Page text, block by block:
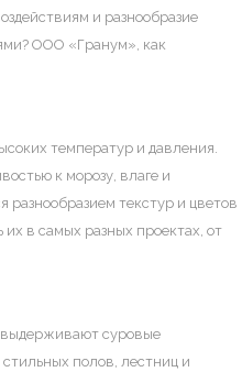
и разнообразие
ООО «Гранум», как
температур и давления.
к морозу, влаге и
разнообразием текстур и цветов
их в самых разных проектах, от
выдерживают суровые
полов, лестниц и